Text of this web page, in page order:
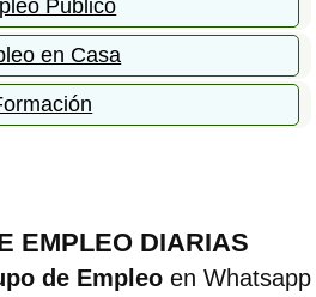
Público
en Casa
EMPLEO DIARIAS
de Empleo en Whatsapp